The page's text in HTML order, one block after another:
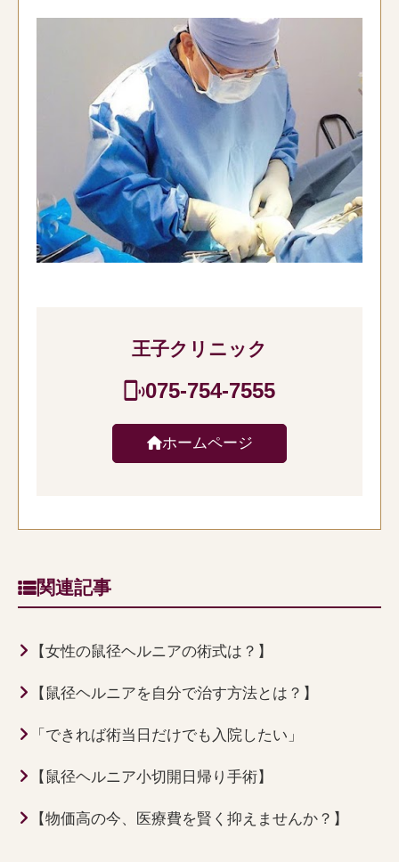
王子クリニック
075-754-7555
ホームページ
関連記事
【女性の鼠径ヘルニアの術式は？】
【鼠径ヘルニアを自分で治す方法とは？】
「できれば術当日だけでも入院したい」
【鼠径ヘルニア小切開日帰り手術】
【物価高の今、医療費を賢く抑えませんか？】